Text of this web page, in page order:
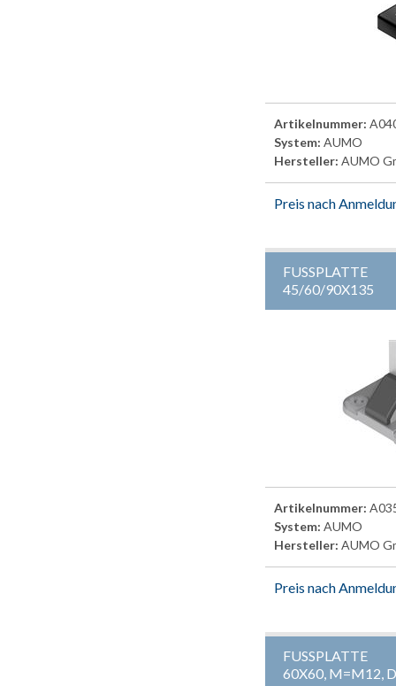
Artikelnummer:
System: AUMO
Hersteller: AUMO
Preis nach
FUSSPLATTE
45/60/90X135
Artikelnummer:
System: AUMO
Hersteller: AUMO
Preis nach
FUSSPLATTE
60X60, M=M12,